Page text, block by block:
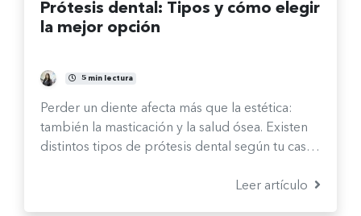
Prótesis dental: Tipos y cómo elegir
la mejor opción
María José Castro Ávalos
5 min lectura
Perder un diente afecta más que la estética:
también la masticación y la salud ósea. Existen
distintos tipos de prótesis dental según tu caso.
Leer artículo